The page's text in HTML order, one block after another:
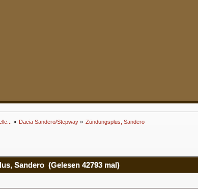
» Dacia Sandero/Stepway» Zündungsplus, Sandero
Sandero (Gelesen 42793 mal)